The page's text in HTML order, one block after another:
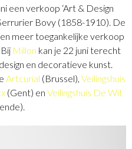
een verkoop ‘Art & Design
Bovy (1858-1910). De
meer toegankelijke verkoop
Millon kan je 22 juni terecht
en decoratieve kunst.
Artcurial (Brussel), Veilingshuis
(Gent) en Veilingshuis De Wit